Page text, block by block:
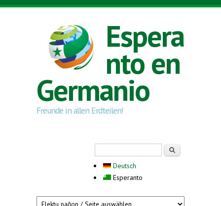
Skip to main content
Espera
nto en
Germanio
Freunde in allen Erdteilen!
Deutsch
Esperanto